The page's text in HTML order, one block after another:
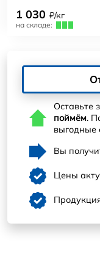
1 030 ₽/кг
на складе:
Оставьте
поймём.
выгодные
Вы
Цены